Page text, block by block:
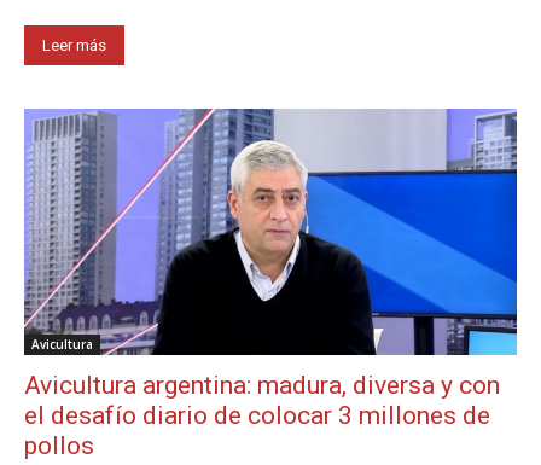
Leer más
Avicultura
Avicultura argentina: madura, diversa y con
el desafío diario de colocar 3 millones de
pollos